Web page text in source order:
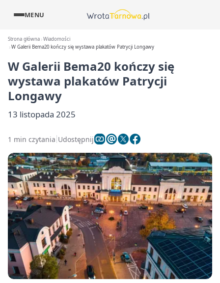
MENU
Strona główna Wiadomości
W Galerii Bema20 kończy się wystawa plakatów Patrycji Longawy
W Galerii Bema20 kończy się
wystawa plakatów Patrycji
Longawy
13 listopada 2025
1 min czytania Udostępnij